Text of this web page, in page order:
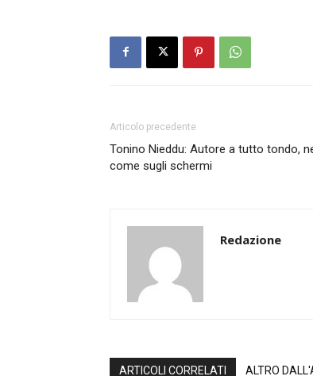
Articolo precedente
Tonino Nieddu: Autore a tutto tondo,
come sugli schermi
Redazione
ARTICOLI CORRELATI ALTRO